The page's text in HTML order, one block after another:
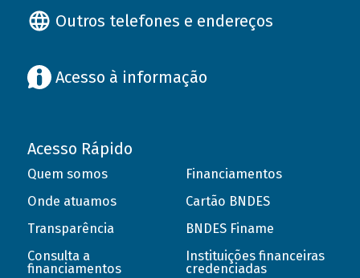
Outros telefones e endereços
Acesso à informação
Acesso Rápido
Quem somos
Onde atuamos
Transparência
Consulta a
financiamentos
Financiamentos
Cartão BNDES
BNDES Finame
Instituições financeiras
credenciadas